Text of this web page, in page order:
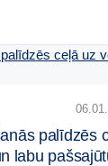
palīdzēs
labu